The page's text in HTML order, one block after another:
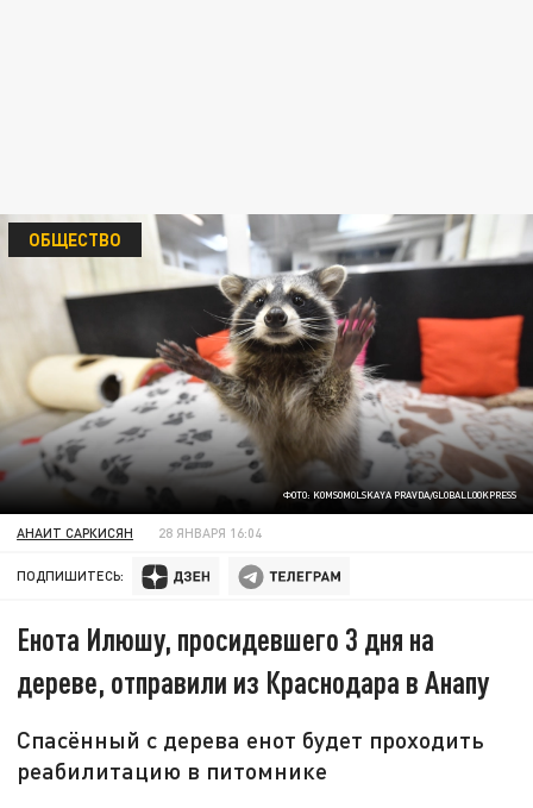
ФОТО: KOMSOMOLSKAYA PRAVDA/GLOBALLOOKPRESS
ОБЩЕСТВО
АНАИТ САРКИСЯН 28 ЯНВАРЯ 16:04
ПОДПИШИТЕСЬ:
Енота Илюшу, просидевшего 3 дня на
дереве, отправили из Краснодара в Анапу
Спасённый с дерева енот будет проходить
реабилитацию в питомнике